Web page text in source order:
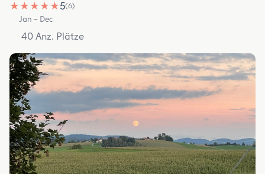
★ ★ ★ ★ ★5(6)
Jan – Dec
40 Anz. Plätze